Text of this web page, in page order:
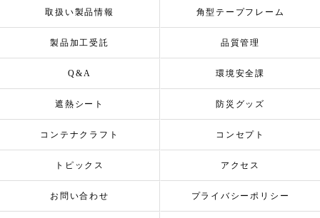
取扱い製品情報 角型テープフレーム
製品加工受託 品質管理
Q&A 環境安全課
遮熱シート 防災グッズ
コンテナクラフト コンセプト
トピックス アクセス
お問い合わせ プライバシーポリシー